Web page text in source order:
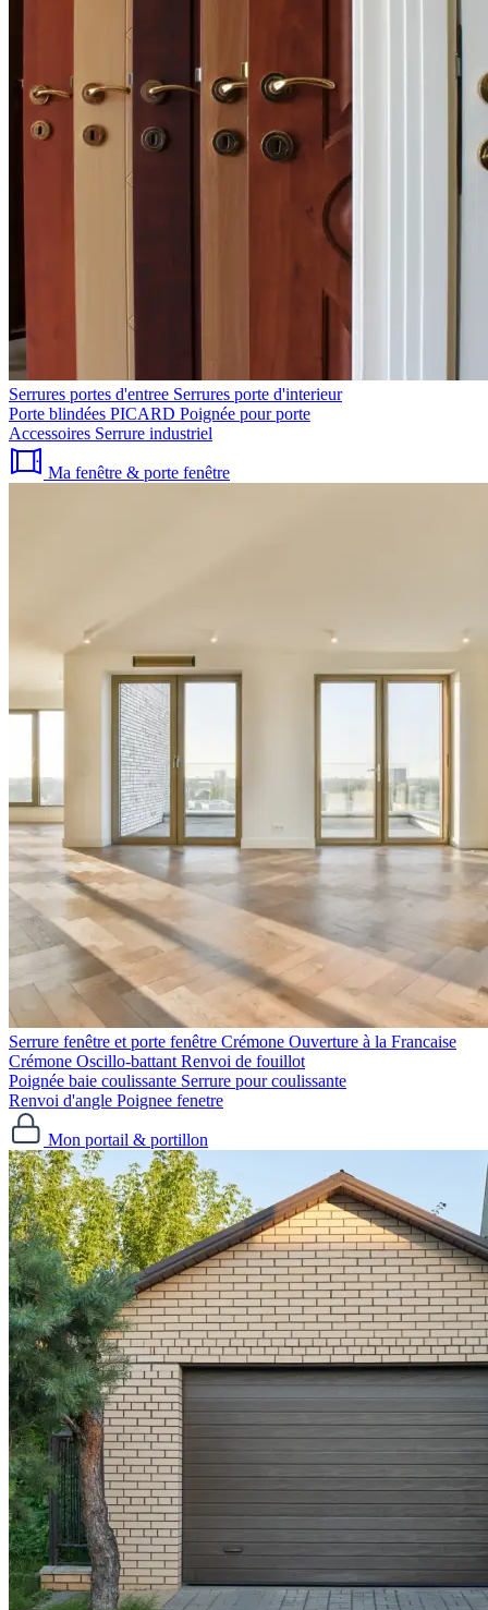
Serrures portes d'entree Serrures porte d'interieur
Porte blindées PICARD Poignée pour porte
Accessoires Serrure industriel
Ma fenêtre & porte fenêtre
Serrure fenêtre et porte fenêtre
Crémone Ouverture à la Francaise
Crémone Oscillo-battant Renvoi de fouillot
Poignée baie coulissante Serrure pour coulissante
Renvoi d'angle Poignee fenetre
Mon portail & portillon